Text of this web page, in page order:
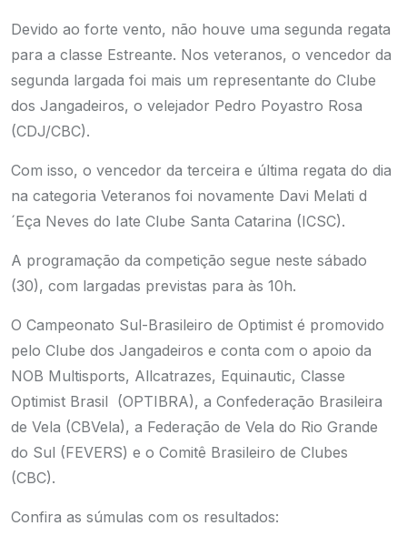
Devido ao forte vento, não houve uma segunda regata
para a classe Estreante. Nos veteranos, o vencedor da
segunda largada foi mais um representante do Clube
dos Jangadeiros, o velejador Pedro Poyastro Rosa
(CDJ/CBC).
Com isso, o vencedor da terceira e última regata do dia
na categoria Veteranos foi novamente Davi Melati d
´Eça Neves do Iate Clube Santa Catarina (ICSC).
A programação da competição segue neste sábado
(30), com largadas previstas para às 10h.
O Campeonato Sul-Brasileiro de Optimist é promovido
pelo Clube dos Jangadeiros e conta com o apoio da
NOB Multisports, Allcatrazes, Equinautic, Classe
Optimist Brasil (OPTIBRA), a Confederação Brasileira
de Vela (CBVela), a Federação de Vela do Rio Grande
do Sul (FEVERS) e o Comitê Brasileiro de Clubes
(CBC).
Confira as súmulas com os resultados: